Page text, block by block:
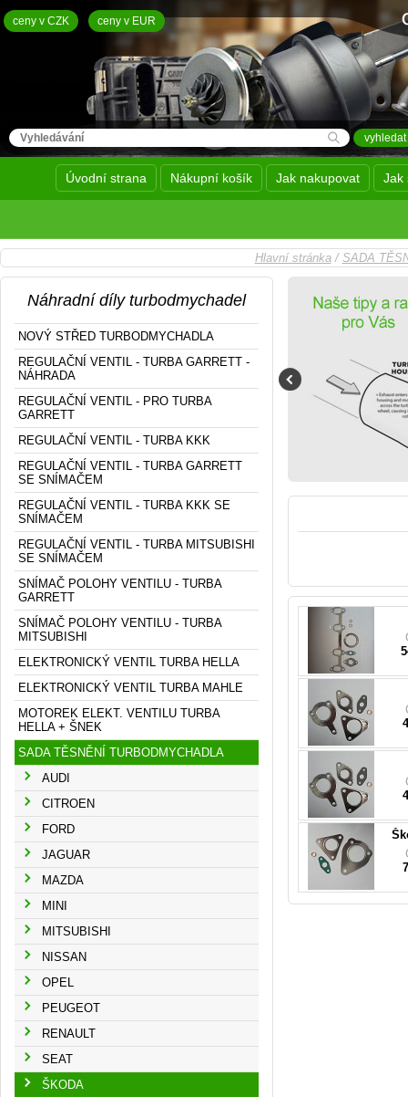
ceny v CZK ceny v EUR
Úvodní strana Nákupní košík Jak nakupovat Jak
Hlavní stránka/ SADA
Náhradní díly turbodmychadel
NOVÝ STŘED TURBODMYCHADLA
REGULAČNÍ VENTIL - TURBA GARRETT -
NÁHRADA
REGULAČNÍ VENTIL - PRO TURBA
GARRETT
REGULAČNÍ VENTIL - TURBA KKK
REGULAČNÍ VENTIL - TURBA GARRETT
SE SNÍMAČEM
REGULAČNÍ VENTIL - TURBA KKK SE
SNÍMAČEM
REGULAČNÍ VENTIL - TURBA MITSUBISHI
SE SNÍMAČEM
SNÍMAČ POLOHY VENTILU - TURBA
GARRETT
SNÍMAČ POLOHY VENTILU - TURBA
MITSUBISHI
ELEKTRONICKÝ VENTIL TURBA HELLA
ELEKTRONICKÝ VENTIL TURBA MAHLE
MOTOREK ELEKT. VENTILU TURBA
HELLA + ŠNEK
SADA TĚSNĚNÍ TURBODMYCHADLA
AUDI
CITROEN
FORD
JAGUAR
MAZDA
MINI
MITSUBISHI
NISSAN
OPEL
PEUGEOT
RENAULT
SEAT
ŠKODA